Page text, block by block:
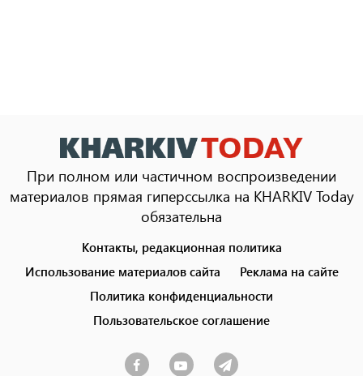
При полном или частичном воспроизведении
материалов прямая гиперссылка на KHARKIV Today
обязательна
menu
Контакты, редакционная политика
Использование материалов сайта
Реклама на сайте
Политика конфиденциальности
Пользовательское соглашение